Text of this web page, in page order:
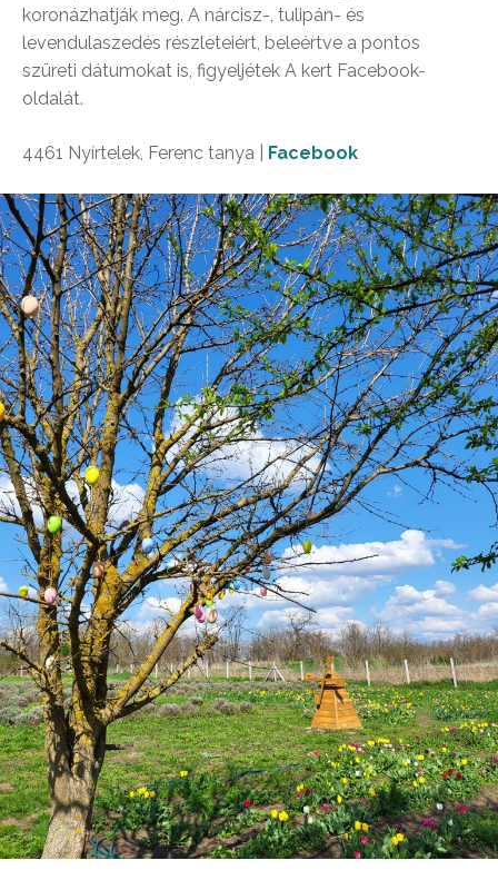
koronázhatják meg. A nárcisz-, tulipán- és
levendulaszedés részleteiért, beleértve a pontos
szüreti dátumokat is, figyeljétek A kert Facebook-
oldalát.
4461 Nyírtelek, Ferenc tanya | Facebook